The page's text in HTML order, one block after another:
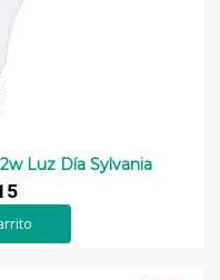
Luz Día Sylvania